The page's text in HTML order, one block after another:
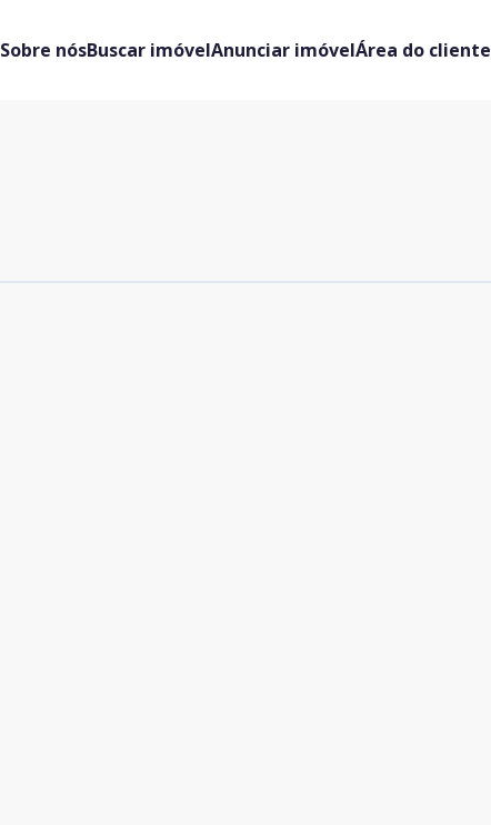
Sobre nósBuscar imóvelAnunciar imóvelÁrea do cliente